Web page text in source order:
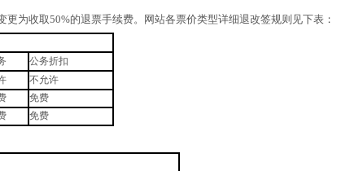
为收取50%的退票手续费。网站各票价类型详细退改签规则见下表：
公务折扣
不允许
免费
免费